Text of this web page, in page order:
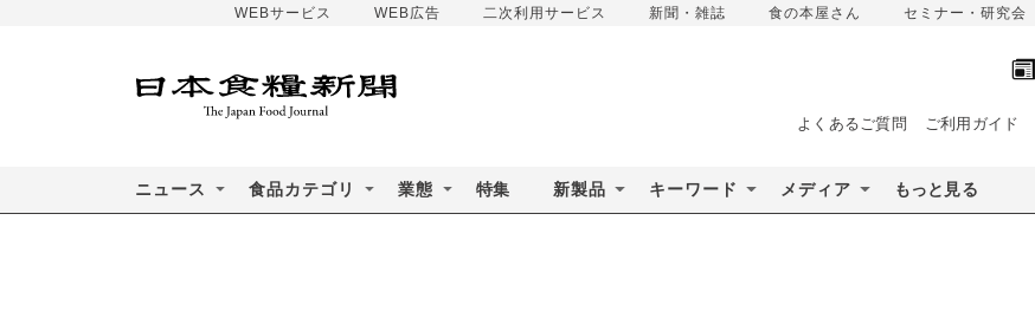
WEBサービス WEB広告 二次利用サービス 新聞・雑誌 食の本屋さん セミナー・研究会
よくあるご質問 ご利用ガイド
ニュース 食品カテゴリ 業態 特集 新製品 キーワード メディア もっと見る